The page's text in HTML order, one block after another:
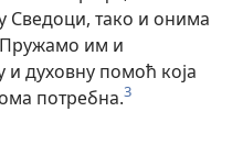
Сведоци, тако и онима
Пружамо им и
духовну помоћ која
потребна.3